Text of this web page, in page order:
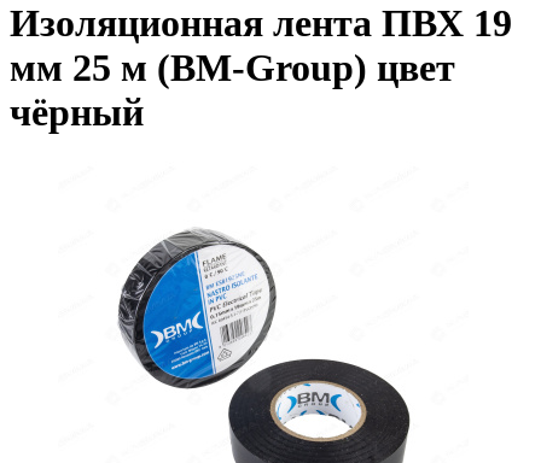
Изоляционная лента ПВХ 19
мм 25 м (BM-Group) цвет
чёрный